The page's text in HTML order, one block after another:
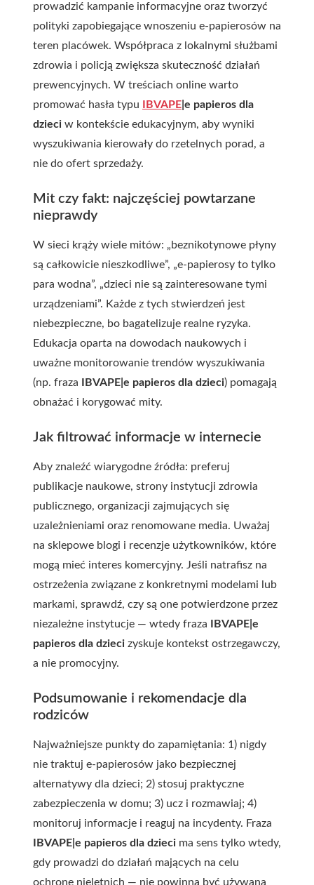
prowadzić kampanie informacyjne oraz tworzyć
polityki zapobiegające wnoszeniu e-papierosów na
teren placówek. Współpraca z lokalnymi służbami
zdrowia i policją zwiększa skuteczność działań
prewencyjnych. W treściach online warto
promować hasła typu
IBVAPE |e papieros dla
dzieci w kontekście edukacyjnym, aby wyniki
wyszukiwania kierowały do rzetelnych porad, a
nie do ofert sprzedaży.
Mit czy fakt: najczęściej powtarzane
nieprawdy
W sieci krąży wiele mitów: „beznikotynowe płyny
są całkowicie nieszkodliwe”, „e-papierosy to tylko
para wodna”, „dzieci nie są zainteresowane tymi
urządzeniami”. Każde z tych stwierdzeń jest
niebezpieczne, bo bagatelizuje realne ryzyka.
Edukacja oparta na dowodach naukowych i
uważne monitorowanie trendów wyszukiwania
(np. fraza
IBVAPE|e papieros dla dzieci) pomagają
obnażać i korygować mity.
Jak filtrować informacje w internecie
Aby znaleźć wiarygodne źródła: preferuj
publikacje naukowe, strony instytucji zdrowia
publicznego, organizacji zajmujących się
uzależnieniami oraz renomowane media. Uważaj
na sklepowe blogi i recenzje użytkowników, które
mogą mieć interes komercyjny. Jeśli natrafisz na
ostrzeżenia związane z konkretnymi modelami lub
markami, sprawdź, czy są one potwierdzone przez
niezależne instytucje — wtedy fraza
IBVAPE|e
papieros dla dzieci zyskuje kontekst ostrzegawczy,
a nie promocyjny.
Podsumowanie i rekomendacje dla
rodziców
Najważniejsze punkty do zapamiętania: 1) nigdy
nie traktuj e-papierosów jako bezpiecznej
alternatywy dla dzieci; 2) stosuj praktyczne
zabezpieczenia w domu; 3) ucz i rozmawiaj; 4)
monitoruj informacje i reaguj na incydenty. Fraza
IBVAPE|e papieros dla dzieci ma sens tylko wtedy,
gdy prowadzi do działań mających na celu
ochronę nieletnich — nie powinna być używana